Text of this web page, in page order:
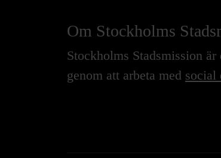
Om Stockholms
Stockholms Stadsmission
genom att arbeta med social